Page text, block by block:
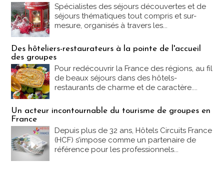
Spécialistes des séjours découvertes et de
séjours thématiques tout compris et sur-
mesure, organisés à travers les...
Des hôteliers-restaurateurs à la pointe de l'accueil
des groupes
Pour redécouvrir la France des régions, au fil
de beaux séjours dans des hôtels-
restaurants de charme et de caractère....
Un acteur incontournable du tourisme de groupes en
France
Depuis plus de 32 ans, Hôtels Circuits France
(HCF) s’impose comme un partenaire de
référence pour les professionnels...